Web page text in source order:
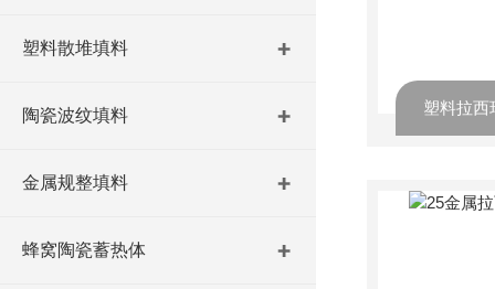
塑料散堆填料
陶瓷波纹填料
金属规整填料
蜂窝陶瓷蓄热体
塑料拉西